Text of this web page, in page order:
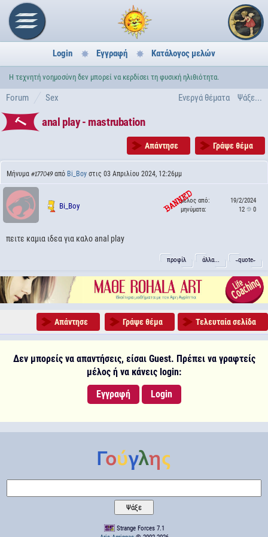
Login Εγγραφή Κατάλογος μελών
Η τεχνητή νοημοσύνη δεν μπορεί να κερδίσει τη φυσική ηλιθιότητα.
Ενεργά θέματα Ψάξε...
Forum Sex
anal play - mastrubation
Απάντησε Γράψε θέμα
Μήνυμα #177049από Bi_Boy στις 03 Απριλίου 2024, 12:26μμ
Bi_Boy
μέλος από:
19/2/2024
μηνύματα:
12 0
πειτε καμια ιδεα για καλο anal play
προφίλ άλλα... ˵quote˶
Απάντησε Γράψε θέμα Τελευταία σελίδα
Δεν μπορείς να απαντήσεις, είσαι Guest. Πρέπει να γραφτείς
μέλος ή να κάνεις login:
Εγγραφή
Login
Strange Forces 7.1